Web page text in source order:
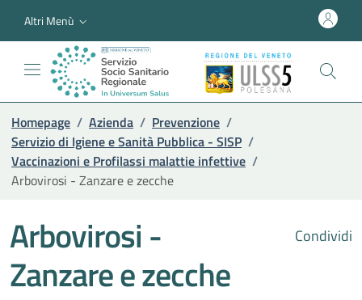
Altri Menù
Homepage / Azienda / Prevenzione /
Servizio di Igiene e Sanità Pubblica - SISP /
Vaccinazioni e Profilassi malattie infettive /
Arbovirosi - Zanzare e zecche
Condividi
Arbovirosi -
Zanzare e zecche